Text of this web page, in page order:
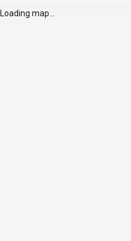
Loading map...